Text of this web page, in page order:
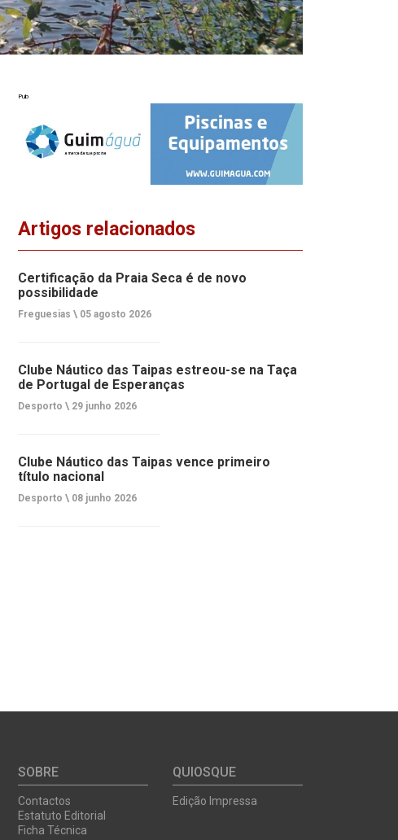
Pub
Artigos relacionados
Certificação da Praia Seca é de novo
possibilidade
Freguesias \ 05 agosto 2026
Clube Náutico das Taipas estreou-se na Taça
de Portugal de Esperanças
Desporto \ 29 junho 2026
Clube Náutico das Taipas vence primeiro
título nacional
Desporto \ 08 junho 2026
SOBRE
Contactos
Estatuto Editorial
Ficha Técnica
QUIOSQUE
Edição Impressa